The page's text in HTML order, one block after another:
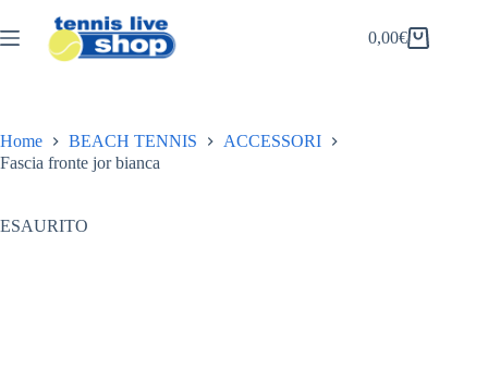
al
contenuto
Carrello
0,00€
Home BEACH TENNIS
ACCESSORI
Fascia fronte jor bianca
ESAURITO